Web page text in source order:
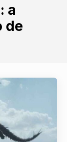
a
de